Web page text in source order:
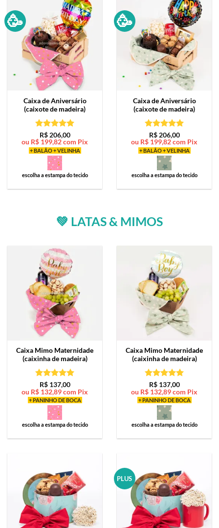
🥳
Caixa deAniversário
(caixote de madeira)
Avaliação5
de 5
R$206,00
ou R$ 199,82com Pix
+ BALÃO + VELINHA
escolha a estampa do tecido
🥳
Caixa deAniversário
(caixote de madeira)
Avaliação5
de 5
R$206,00
ou R$ 199,82com Pix
+ BALÃO + VELINHA
escolha a estampa do tecido
💚 LATAS & MIMOS
Caixa Mimo Maternidade
(caixinha de madeira)
Avaliação5
de 5
R$137,00
ou R$ 132,89com Pix
+ PANINHO DE BOCA
escolha a estampa do tecido
Caixa Mimo Maternidade
(caixinha de madeira)
Avaliação5
de 5
R$137,00
ou R$ 132,89com Pix
+ PANINHO DE BOCA
escolha a estampa do tecido
PLUS